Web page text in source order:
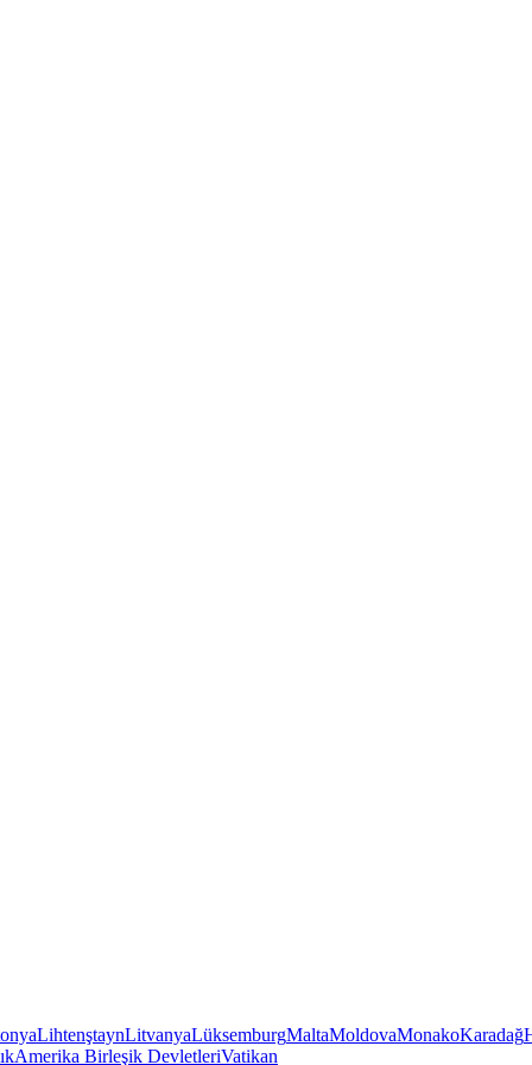
LihtenştaynLitvanyaLüksemburgMaltaMoldovaMonakoKaradağ
Amerika Birleşik DevletleriVatikan